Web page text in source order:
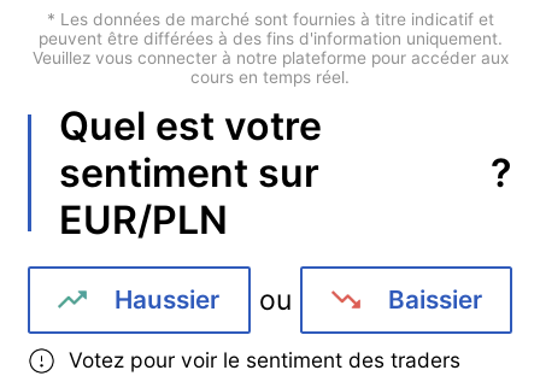
Bahasa Indonesia
Bahasa Melayu
हिन्दी
* Les données de marché sont fournies à titre indicatif et
peuvent être différées à des fins d'information uniquement.
Veuillez vous connecter à notre plateforme pour accéder aux
cours en temps réel.
Quel est votre
sentiment sur
EUR/PLN
?
Haussier ou Baissier
Votez pour voir le sentiment des traders